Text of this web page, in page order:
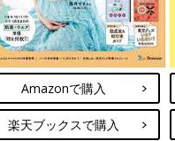
Amazonで購入
楽天ブックスで購入